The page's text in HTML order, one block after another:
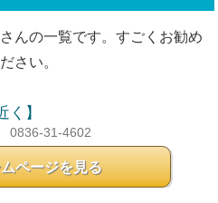
んの一覧です。すごくお勧め
さい。
く】
0836-31-4602
ページを見る